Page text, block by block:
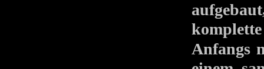
Anfangs